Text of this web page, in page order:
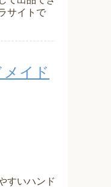
サイトで
イド
すいハンド